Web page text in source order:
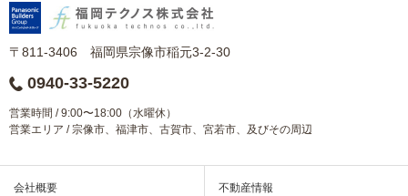
〒811-3406 福岡県宗像市稲元3-2-30
0940-33-5220
営業時間 / 9:00〜18:00（水曜休）
営業エリア / 宗像市、福津市、古賀市、宮若市、及びその周辺
会社概要 不動産情報